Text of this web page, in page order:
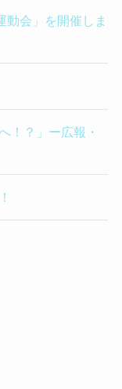
動会」を開催しま
！？」ー広報・